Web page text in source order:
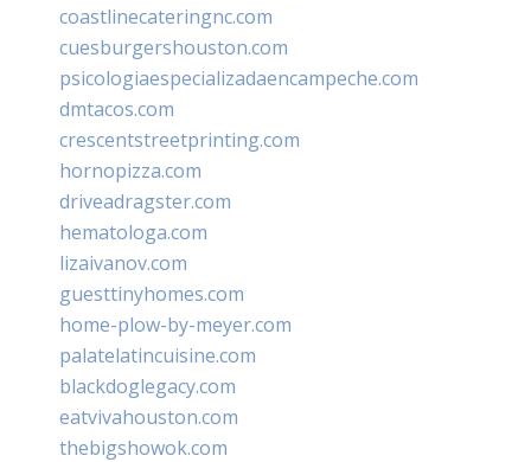
coastlinecateringnc.com
cuesburgershouston.com
psicologiaespecializadaencampeche.com
dmtacos.com
crescentstreetprinting.com
hornopizza.com
driveadragster.com
hematologa.com
lizaivanov.com
guesttinyhomes.com
home-plow-by-meyer.com
palatelatincuisine.com
blackdoglegacy.com
eatvivahouston.com
thebigshowok.com